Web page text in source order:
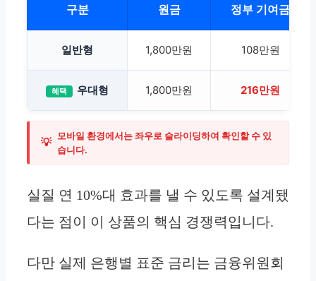
구분 원금 정부 기여금
일반형 1,800만원 108만원
혜택 우대형 1,800만원 216만원
💡 모바일 환경에서는 좌우로 슬라이딩하여 확인할 수 있
습니다.
실질 연 10%대 효과를 낼 수 있도록 설계됐
다는 점이 이 상품의 핵심 경쟁력입니다.
다만 실제 은행별 표준 금리는 금융위원회